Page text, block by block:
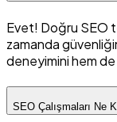
Evet! Doğru SEO
zamanda
deneyimini hem de
SEO Çalışmaları Ne